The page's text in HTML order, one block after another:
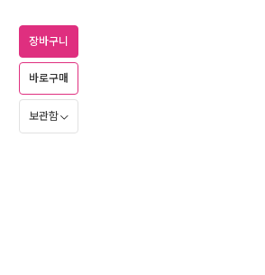
장바구니
바로구매
보관함